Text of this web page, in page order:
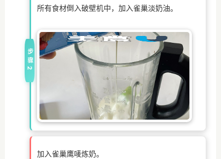
所有食材倒入破壁机中，加入雀巢淡奶油。
步骤2
加入雀巢鹰唛炼奶。